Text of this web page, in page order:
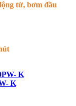
từ, bơm đầu
K